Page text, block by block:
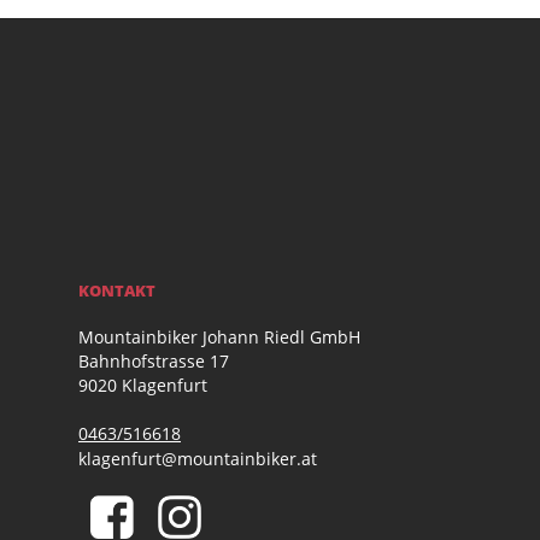
KONTAKT
Mountainbiker Johann Riedl GmbH
Bahnhofstrasse 17
9020 Klagenfurt
0463/516618
klagenfurt@mountainbiker.at